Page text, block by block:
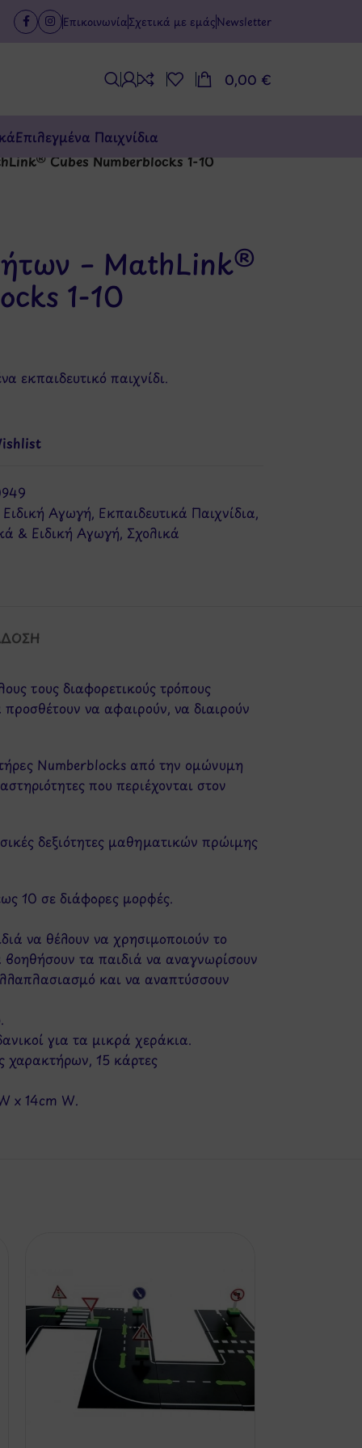
Επικοινωνία Σχετικά με εμάςNewsletter
0,00 €
Επιλεγμένα Παιχνίδια
Cubes Numberblocks 1-10
– MathLink®
1-10
εκπαιδευτικό παιχνίδι.
Ειδική Αγωγή, Εκπαιδευτικά Παιχνίδια,
& Ειδική Αγωγή, Σχολικά
τους διαφορετικούς τρόπους
να αφαιρούν, να διαιρούν
Numberblocks από την ομώνυμη
που περιέχονται στον
δεξιότητες μαθηματικών πρώιμης
10 σε διάφορες μορφές.
να θέλουν να χρησιμοποιούν το
βοηθήσουν τα παιδιά να αναγνωρίσουν
και να αναπτύσσουν
για τα μικρά χεράκια.
χαρακτήρων, 15 κάρτες
x 14cm W.